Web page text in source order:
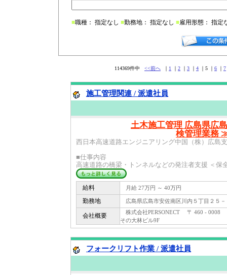
■職種： 指定なし ■勤務地： 指定なし ■雇用形態： 指定
114369件中 <<前へ ｜ 1 ｜ 2 ｜ 3 ｜ 4 ｜5 ｜ 6 ｜ 7
施工管理関連 / 派遣社員
土木施工管理 広島県広
検管理業務
西日本高速道路エンジニアリング中国（株）広島
■仕事内容
高速道路の橋梁・トンネルなどの発注者支援 ＜保
給料 月給 27万円 ～ 40万円
勤務地 広島県広島市安佐南区川内５丁目２５
会社概要
株式会社PERSONECT 〒 460 - 0008
その大林ビル9F
フォークリフト作業 / 派遣社員